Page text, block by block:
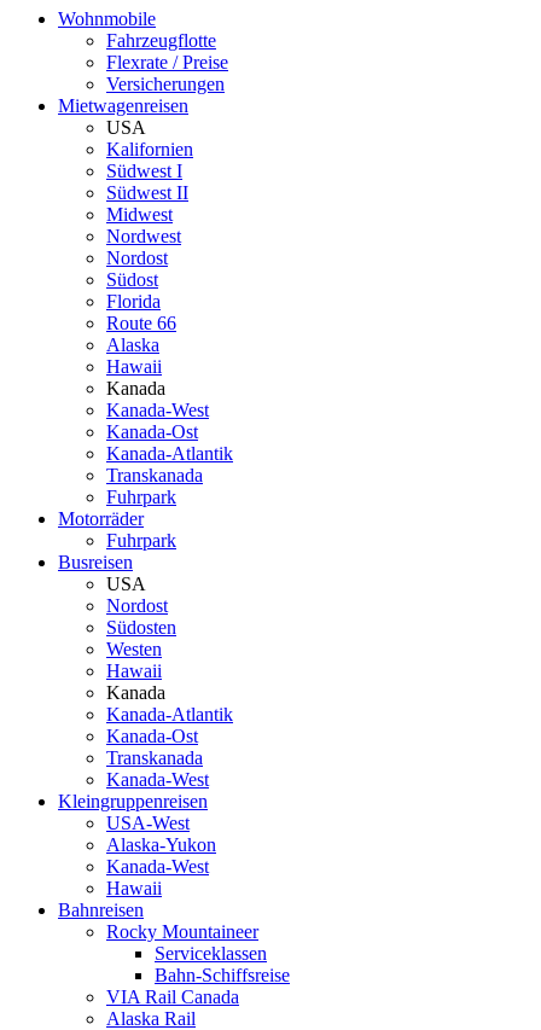
Wohnmobile
Fahrzeugflotte
Flexrate / Preise
Versicherungen
Mietwagenreisen
USA
Kalifornien
Südwest I
Südwest II
Midwest
Nordwest
Nordost
Südost
Florida
Route 66
Alaska
Hawaii
Kanada
Kanada-West
Kanada-Ost
Kanada-Atlantik
Transkanada
Fuhrpark
Motorräder
Fuhrpark
Busreisen
USA
Nordost
Südosten
Westen
Hawaii
Kanada
Kanada-Atlantik
Kanada-Ost
Transkanada
Kanada-West
Kleingruppenreisen
USA-West
Alaska-Yukon
Kanada-West
Hawaii
Bahnreisen
Rocky Mountaineer
Serviceklassen
Bahn-Schiffsreise
VIA Rail Canada
Alaska Rail